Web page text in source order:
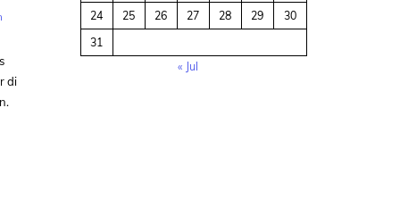
di
24
25 26 27 28 29
30
31
« Jul